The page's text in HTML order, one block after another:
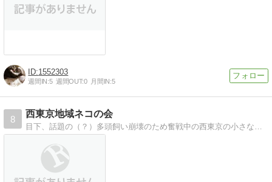
1552303
週間IN:5 週間OUT:0 月間IN:5
8
西東京地域ネコの会